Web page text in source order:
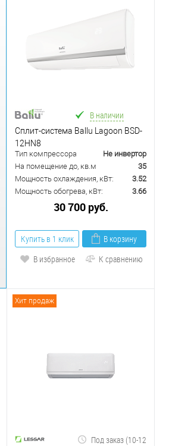
В наличии
Сплит-система Ballu Lagoon BSD-
12HN8
Тип компрессора
Не инвертор
На помещение до, кв.м
35
Мощность охлаждения, кВт:
3.52
Мощность обогрева, кВт:
3.66
30 700 руб.
Купить в 1 клик
В корзину
В избранное
К сравнению
Хит продаж
Под заказ (10-12